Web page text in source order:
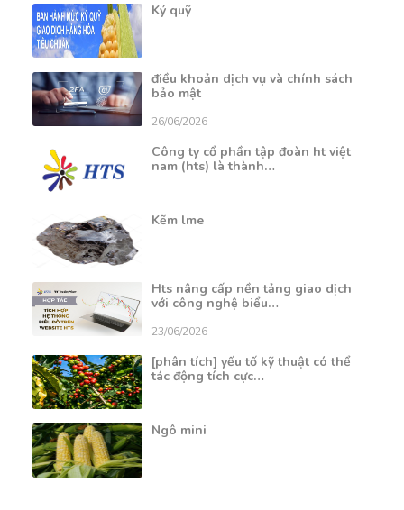
Ký quỹ
điều khoản dịch vụ và chính sách
bảo mật
26/06/2026
Công ty cổ phần tập đoàn ht việt
nam (hts) là thành…
Kẽm lme
Hts nâng cấp nền tảng giao dịch
với công nghệ biểu…
23/06/2026
[phân tích] yếu tố kỹ thuật có thể
tác động tích cực…
Ngô mini